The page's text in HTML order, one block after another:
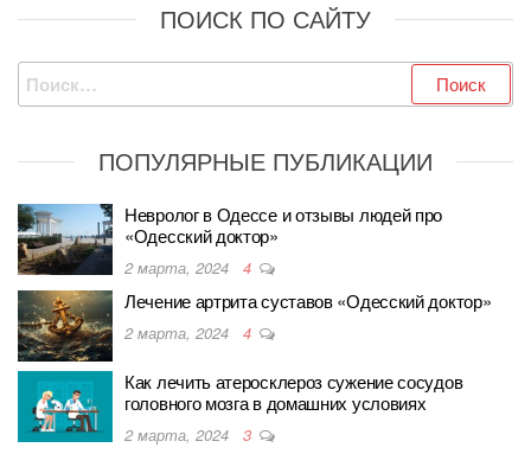
ПОИСК ПО САЙТУ
Найти:
ПОПУЛЯРНЫЕ ПУБЛИКАЦИИ
Невролог в Одессе и отзывы людей про
«Одесский доктор»
2 марта, 2024 4
Лечение артрита суставов «Одесский доктор»
2 марта, 2024 4
Как лечить атеросклероз сужение сосудов
головного мозга в домашних условиях
2 марта, 2024 3